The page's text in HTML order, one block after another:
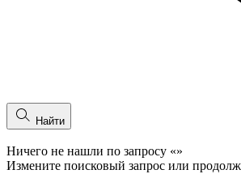
Найти
Ничего не нашли по запросу «»
Измените поисковый запрос или